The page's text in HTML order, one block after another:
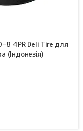
8 4PR Deli Tire для
(Індонезія)